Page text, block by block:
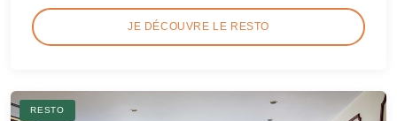
JE DÉCOUVRE LE RESTO
RESTO